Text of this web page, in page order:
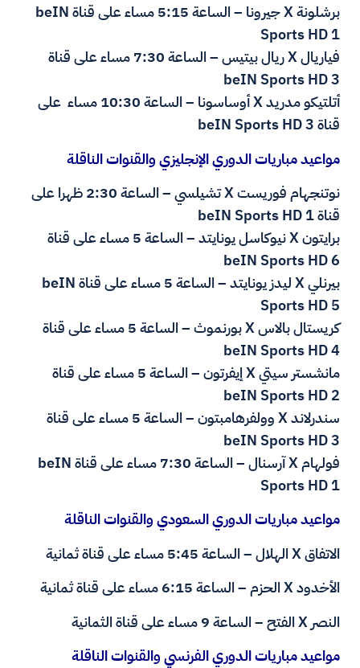
برشلونة X جيرونا – الساعة 5:15 مساء على قناة beIN
Sports HD 1
فياريال X ريال بيتيس – الساعة 7:30 مساء على قناة
beIN Sports HD 3
أتلتيكو مدريد X أوساسونا – الساعة 10:30 مساء على
قناة beIN Sports HD 3
مواعيد مباريات الدوري الإنجليزي والقنوات الناقلة
نوتنجهام فوريست X تشيلسي – الساعة 2:30 ظهرا على
قناة beIN Sports HD 1
برايتون X نيوكاسل يونايتد – الساعة 5 مساء على قناة
beIN Sports HD 6
بيرنلي X ليدز يونايتد – الساعة 5 مساء على قناة beIN
Sports HD 5
كريستال بالاس X بورنموث – الساعة 5 مساء على قناة
beIN Sports HD 4
مانشستر سيتي X إيفرتون – الساعة 5 مساء على قناة
beIN Sports HD 2
سندرلاند X وولفرهامبتون – الساعة 5 مساء على قناة
beIN Sports HD 3
فولهام X آرسنال – الساعة 7:30 مساء على قناة beIN
Sports HD 1
مواعيد مباريات الدوري السعودي والقنوات الناقلة
الاتفاق X الهلال – الساعة 5:45 مساء على قناة ثمانية
الأخدود X الحزم – الساعة 6:15 مساء على قناة ثمانية
النصر X الفتح – الساعة 9 مساء على قناة الثمانية
مواعيد مباريات الدوري الفرنسي والقنوات الناقلة